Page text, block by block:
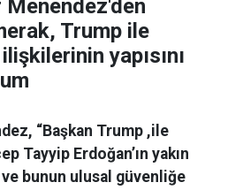
Trump ile
yapısını
“Başkan Trump ,ile
Tayyip Erdoğan’ın yakın
ve bunun ulusal güvenliğe